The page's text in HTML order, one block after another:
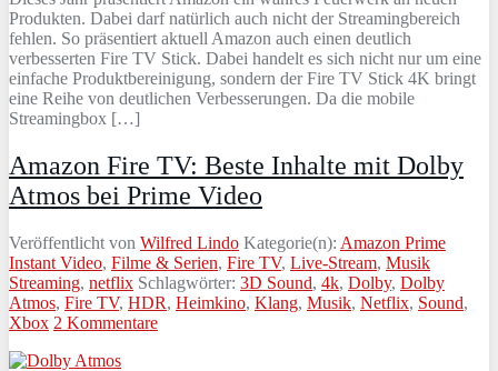
Produkten. Dabei darf natürlich auch nicht der Streamingbereich
fehlen. So präsentiert aktuell Amazon auch einen deutlich
verbesserten Fire TV Stick. Dabei handelt es sich nicht nur um eine
einfache Produktbereinigung, sondern der Fire TV Stick 4K bringt
eine Reihe von deutlichen Verbesserungen. Da die mobile
Streamingbox […]
Amazon Fire TV: Beste Inhalte mit Dolby
Atmos bei Prime Video
Veröffentlicht von Wilfred Lindo Kategorie(n): Amazon Prime
Instant Video, Filme & Serien, Fire TV, Live-Stream, Musik
Streaming, netflix Schlagwörter: 3D Sound, 4k, Dolby, Dolby
Atmos, Fire TV, HDR, Heimkino, Klang, Musik, Netflix, Sound,
Xbox 2 Kommentare